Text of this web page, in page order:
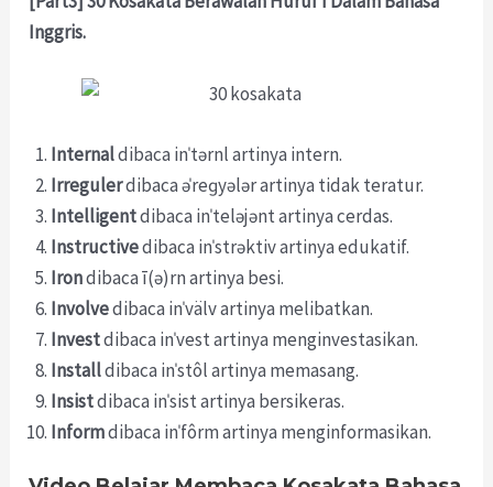
Inggris.
Internaldibaca inˈtərnl artinya intern.
Irregulerdibaca əˈreɡyələr artinya tidak teratur.
Intelligentdibaca inˈteləjənt artinya cerdas.
Instructivedibaca inˈstrəktiv artinya edukatif.
Irondibaca ī(ə)rn artinya besi.
Involvedibaca inˈvälv artinya melibatkan.
Investdibaca inˈvest artinya menginvestasikan.
Installdibaca inˈstôl artinya memasang.
Insistdibaca inˈsist artinya bersikeras.
Informdibaca inˈfôrm artinya menginformasikan.